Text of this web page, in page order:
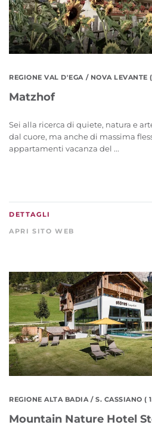
REGIONE VAL D'EGA / NOVA LEVANTE
Matzhof
Sei alla ricerca di quiete, natura e
dal cuore, ma anche di massima
appartamenti vacanza del ...
DETTAGLI
APRI SITO WEB
REGIONE ALTA BADIA / S. CASSIANO (
Mountain Nature Hotel